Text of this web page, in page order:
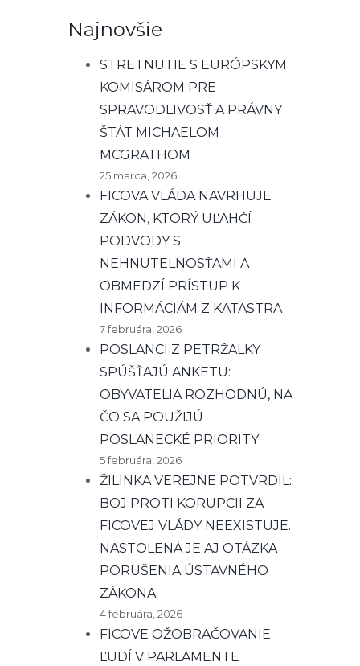
Najnovšie
STRETNUTIE S EURÓPSKYM
KOMISÁROM PRE
SPRAVODLIVOSŤ A PRÁVNY
ŠTÁT MICHAELOM
MCGRATHOM
25 marca, 2026
FICOVA VLÁDA NAVRHUJE
ZÁKON, KTORÝ UĽAHČÍ
PODVODY S
NEHNUTEĽNOSŤAMI A
OBMEDZÍ PRÍSTUP K
INFORMÁCIÁM Z KATASTRA
7 februára, 2026
POSLANCI Z PETRŽALKY
SPÚŠŤAJÚ ANKETU:
OBYVATELIA ROZHODNÚ, NA
ČO SA POUŽIJÚ
POSLANECKÉ PRIORITY
5 februára, 2026
ŽILINKA VEREJNE POTVRDIL:
BOJ PROTI KORUPCII ZA
FICOVEJ VLÁDY NEEXISTUJE.
NASTOLENÁ JE AJ OTÁZKA
PORUŠENIA ÚSTAVNÉHO
ZÁKONA
4 februára, 2026
FICOVE OŽOBRAČOVANIE
ĽUDÍ V PARLAMENTE